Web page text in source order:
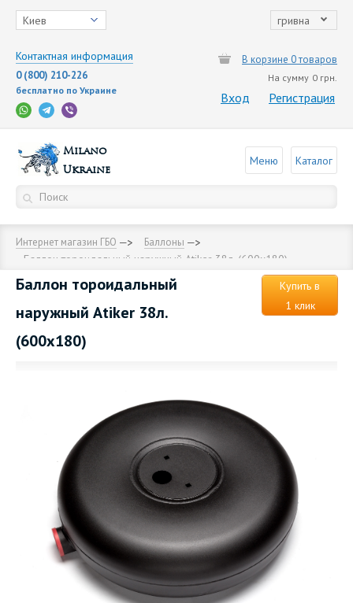
Киев гривна
Контактная информация
0 (800) 210-226
бесплатно по Украине
В корзине 0 товаров
На сумму 0 грн.
Вход Регистрация
Milano
Ukraine
Меню Каталог
Интернет магазин ГБО Баллоны
Баллон тороидальный наружный Аtiker 38л. (600х180)
Баллон тороидальный
наружный Аtiker 38л.
(600х180)
Купить в
1 клик